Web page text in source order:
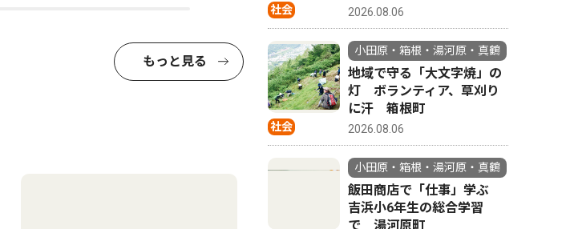
もっと見る
社会 2026.08.06
社会
小田原・箱根・湯河原・真鶴
地域で守る「大文字焼」の
灯 ボランティア、草刈り
に汗 箱根町
2026.08.06
小田原・箱根・湯河原・真鶴
飯田商店で「仕事」学ぶ
吉浜小6年生の総合学習
で 湯河原町